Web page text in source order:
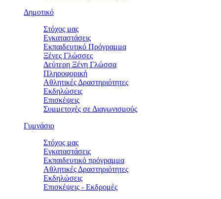
Δημοτικό
Στόχος μας
Εγκαταστάσεις
Εκπαιδευτικό Πρόγραμμα
Ξένες Γλώσσες
Δεύτερη Ξένη Γλώσσα
Πληροφορική
Αθλητικές Δραστηριότητες
Εκδηλώσεις
Επισκέψεις
Συμμετοχές σε Διαγωνισμούς
Γυμνάσιο
Στόχος μας
Εγκαταστάσεις
Εκπαιδευτικό πρόγραμμα
Αθλητικές Δραστηριότητες
Εκδηλώσεις
Επισκέψεις - Εκδρομές